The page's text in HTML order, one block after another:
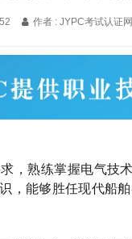
作者 : JYPC考试认证网
，熟练掌握电气技
，能够胜任现代船